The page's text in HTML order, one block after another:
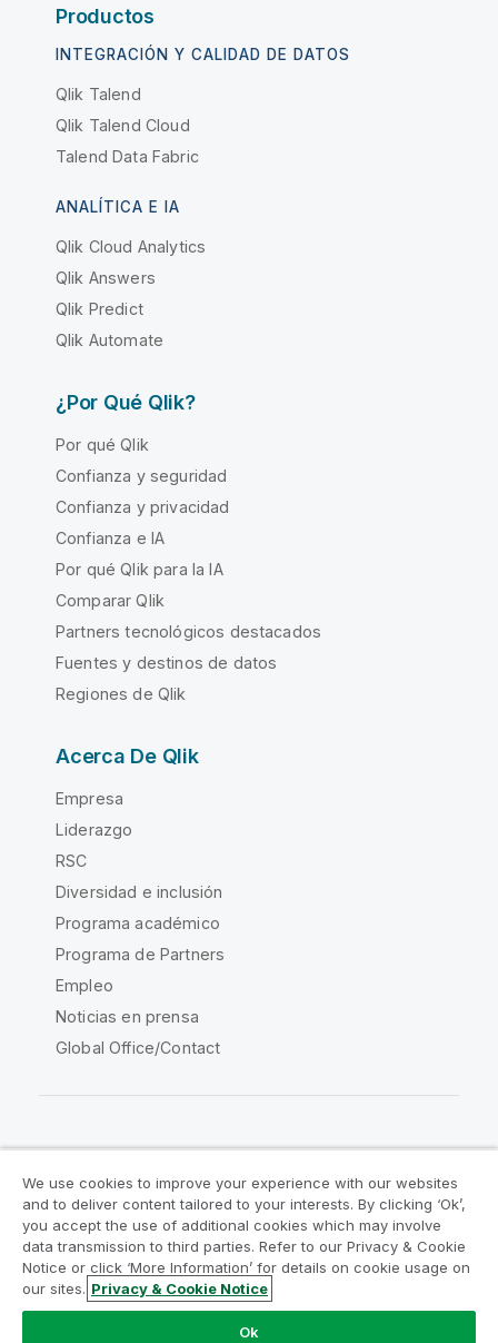
Productos
INTEGRACIÓN Y CALIDAD DE DATOS
Qlik Talend
Qlik Talend Cloud
Talend Data Fabric
ANALÍTICA E IA
Qlik Cloud Analytics
Qlik Answers
Qlik Predict
Qlik Automate
¿Por Qué Qlik?
Por qué Qlik
Confianza y seguridad
Confianza y privacidad
Confianza e IA
Por qué Qlik para la IA
Comparar Qlik
Partners tecnológicos destacados
Fuentes y destinos de datos
Regiones de Qlik
Acerca De Qlik
Empresa
Liderazgo
RSC
Diversidad e inclusión
Programa académico
Programa de Partners
Empleo
Noticias en prensa
Global Office/Contact
Acuerdos legales
Condiciones del producto
Legal Policies
Política legal
Condiciones de uso
Marcas comerciales
Do Not Share My Info
We use cookies to improve your experience with our websites
and to deliver content tailored to your interests. By clicking ‘Ok’,
you accept the use of additional cookies which may involve
data transmission to third parties. Refer to our Privacy & Cookie
Notice or click ‘More Information’ for details on cookie usage on
our sites. Privacy & Cookie Notice
Ok